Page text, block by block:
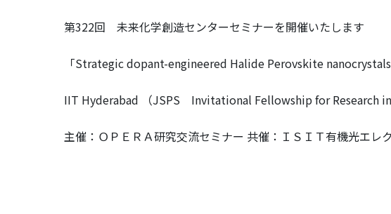
第322回 未来化学創造センターセミナーを開催いたします
「Strategic dopant-engineered Halide Perovskite
IIT Hyderabad （JSPS Invitational Fellowship for Research in
主催：ＯＰＥＲＡ研究交流セミナー 共催：ＩＳＩＴ有機光エ